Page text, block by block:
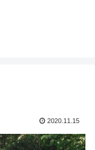
2020.11.15